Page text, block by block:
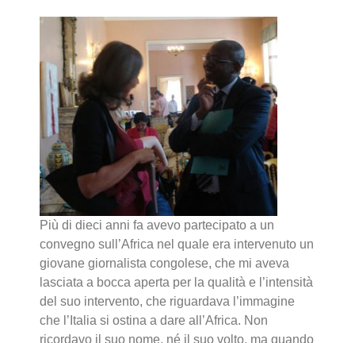
Più di dieci anni fa avevo partecipato a un
convegno sull’Africa nel quale era intervenuto un
giovane giornalista congolese, che mi aveva
lasciata a bocca aperta per la qualità e l’intensità
del suo intervento, che riguardava l’immagine
che l’Italia si ostina a dare all’Africa. Non
ricordavo il suo nome, né il suo volto, ma quando